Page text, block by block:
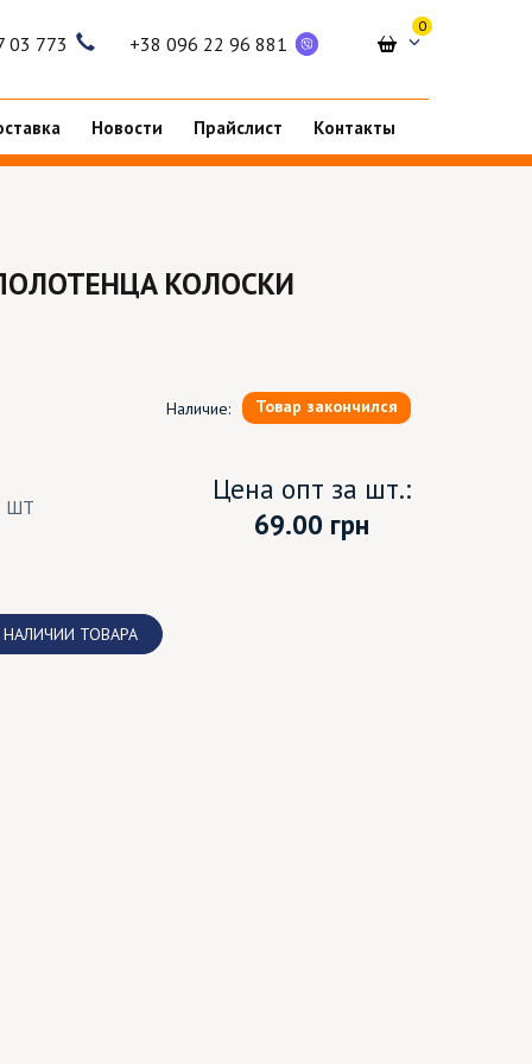
03 773 +38 096 22 96 881
0
Новости Прайслист Контакты
КОЛОСКИ
Наличие: Товар закончился
ШТ
Цена опт за шт.:
69.00 грн
ТОВАРА